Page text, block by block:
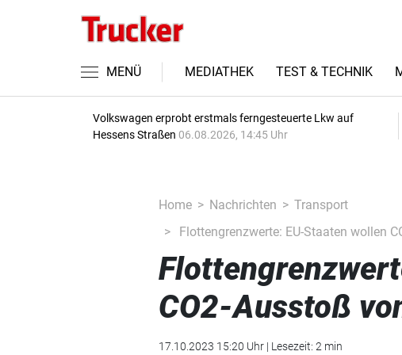
MENÜ MEDIATHEK TEST & TECHNIK
Volkswagen erprobt erstmals ferngesteuerte Lkw auf
Hessens Straßen 06.08.2026, 14:45 Uhr
Home Nachrichten
Transport
Flottengrenzwerte: EU-Staaten wollen
CO2-Ausstoß
17.10.2023 15:20 Uhr | Lesezeit: 2 min